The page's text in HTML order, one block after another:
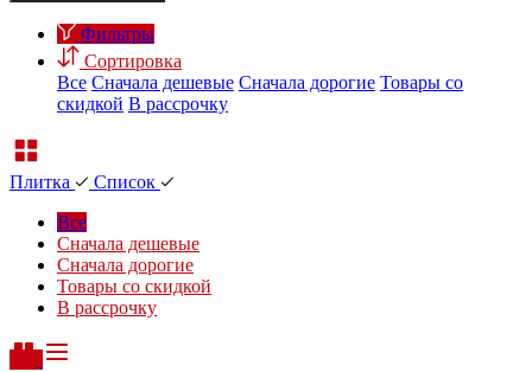
Фильтры
Сортировка
Все Сначала дешевые Сначала дорогие Товары со
скидкой В рассрочку
Плитка
Список
Все
Сначала дешевые
Сначала дорогие
Товары со скидкой
В рассрочку